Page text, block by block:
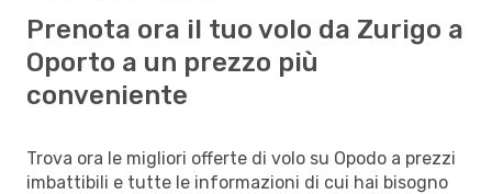
Prenota ora il tuo volo da Zurigo a
Oporto a un prezzo più
conveniente
Trova ora le migliori offerte di volo su Opodo a prezzi
imbattibili e tutte le informazioni di cui hai bisogno